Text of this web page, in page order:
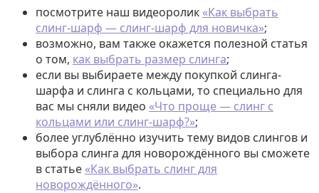
посмотрите наш видеоролик «Как выбрать
слинг-шарф — слинг-шарф для новичка»;
возможно, вам также окажется полезной статья
о том, как выбрать размер слинга;
если вы выбираете между покупкой слинга-
шарфа и слинга с кольцами, то специально для
вас мы сняли видео «Что проще — слинг с
кольцами или слинг-шарф?»;
более углублённо изучить тему видов слингов и
выбора слинга для новорождённого вы сможете
в статье «Как выбрать слинг для
новорождённого».